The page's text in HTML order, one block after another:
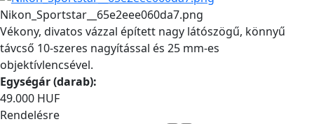
Nikon_Sportstar__65e2eee060da7.png
Vékony, divatos vázzal épített nagy látószögű, könnyű
távcső 10-szeres nagyítással és 25 mm-es
objektívlencsével.
Egységár (darab):
49.000 HUF
Rendelésre